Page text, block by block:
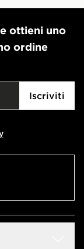
ottieni uno
ordine
Iscriviti